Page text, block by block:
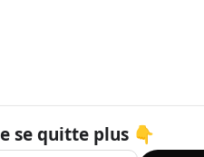
se quitte plus 👇